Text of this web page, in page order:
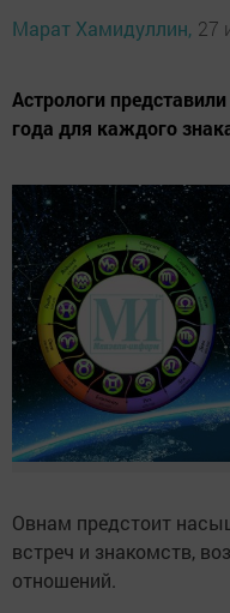
Марат Хамидуллин, 27
Астрологи
года для каждого
Овнам предстоит
встреч и знакомств,
отношений.